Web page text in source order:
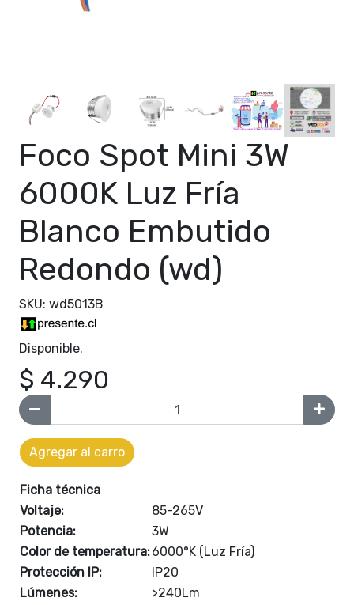
Foco Spot Mini 3W
6000K Luz Fría
Blanco Embutido
Redondo (wd)
SKU: wd5013B
Disponible.
$ 4.290
Agregar al carro
Ficha técnica
Voltaje:
85-265V
Potencia:
3W
Color de temperatura:6000°K (Luz Fría)
Protección IP:
IP20
Lúmenes:
>240Lm